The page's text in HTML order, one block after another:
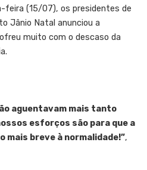
feira (15/07), os presidentes de
Jânio Natal anunciou a
muito com o descaso da
aguentavam mais tanto
esforços são para que a
mais breve à normalidade!”,